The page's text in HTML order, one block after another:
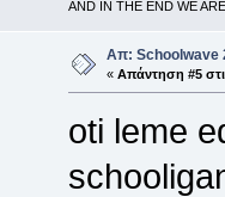
AND IN THE END WE
Απ: Schoolwave
« Απάντηση #5
oti leme